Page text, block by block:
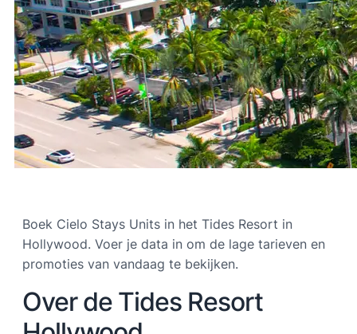
Boek Cielo Stays Units in het Tides Resort in
Hollywood. Voer je data in om de lage tarieven en
promoties van vandaag te bekijken.
Over de Tides Resort